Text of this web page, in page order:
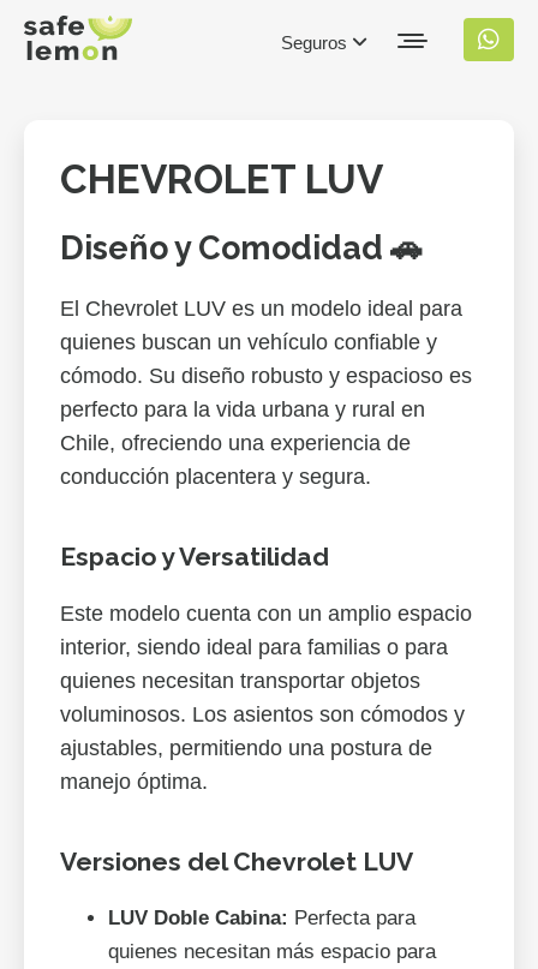
Seguros
CHEVROLET LUV
Diseño y Comodidad 🚗
El Chevrolet LUV es un modelo ideal para
quienes buscan un vehículo confiable y
cómodo. Su diseño robusto y espacioso es
perfecto para la vida urbana y rural en
Chile, ofreciendo una experiencia de
conducción placentera y segura.
Espacio y Versatilidad
Este modelo cuenta con un amplio espacio
interior, siendo ideal para familias o para
quienes necesitan transportar objetos
voluminosos. Los asientos son cómodos y
ajustables, permitiendo una postura de
manejo óptima.
Versiones del Chevrolet LUV
LUV Doble Cabina: Perfecta para
quienes necesitan más espacio para